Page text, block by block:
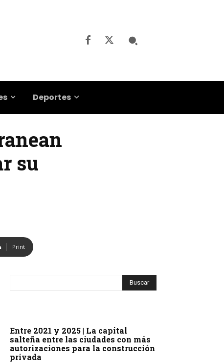
Deportes
su
Print
Entre 2021 y 2025 | La capital
salteña entre las ciudades con más
autorizaciones para la construcción
privada